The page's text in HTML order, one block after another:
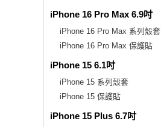
iPhone 16 Pro Max 6.9吋
iPhone 16 Pro Max 系列殼套
iPhone 16 Pro Max 保護貼
iPhone 15 6.1吋
iPhone 15 系列殼套
iPhone 15 保護貼
iPhone 15 Plus 6.7吋